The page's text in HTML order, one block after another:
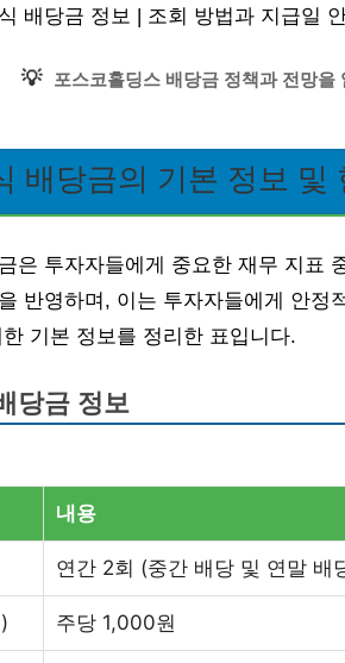
배당금 정보 | 조회 방법과 지급일
💡 포스코홀딩스 배당금 정책과 전망을
배당금의 기본 정보 및
은 투자자들에게 중요한 재무 지표
반영하며, 이는 투자자들에게 안정
기본 정보를 정리한 표입니다.
당금 정보
내용
연간 2회 (중간 배당 및 연말 배
주당 1,000원